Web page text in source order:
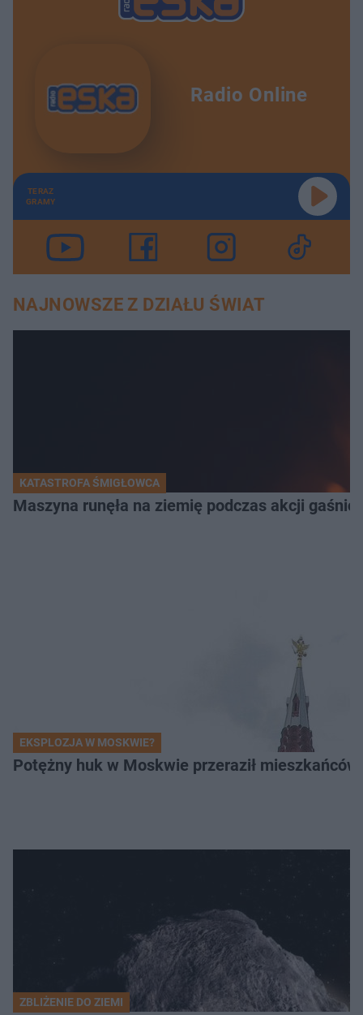
Radio Online
TERAZ
GRAMY
NAJNOWSZE Z DZIAŁU ŚWIAT
KATASTROFA ŚMIGŁOWCA
Maszyna runęła na ziemię podczas akcji
EKSPLOZJA W MOSKWIE?
Potężny huk w Moskwie przeraził
ZBLIŻENIE DO ZIEMI